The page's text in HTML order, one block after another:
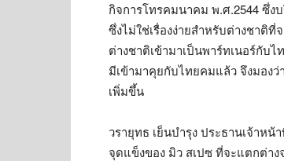
กิจการโทรคมนาคม พ.ศ.2544 ซึ่ง
ซึ่งไม่ใช่เรื่องง่ายสำหรับต่างชาติ
ต่างชาติเข้ามาเป็นพาร์ทเนอร์กับ
มีเข้ามาคุยกับไทยคมแล้ว จึงมองว่
เพิ่มขึ้น
วรายุทธ เย็นบำรุง ประธานเจ้าห
จุดแข็งของ มิว สเปซ ที่จะแตกต่าง